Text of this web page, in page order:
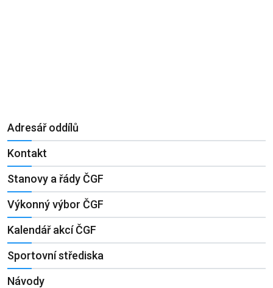
Adresář oddílů
Kontakt
Stanovy a řády ČGF
Výkonný výbor ČGF
Kalendář akcí ČGF
Sportovní střediska
Návody